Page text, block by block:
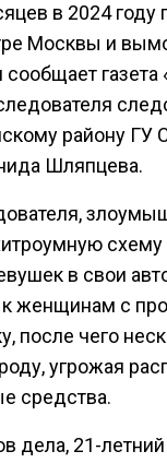
в 2024 году
Москвы и
газета
району ГУ
Шляпцева.
в свои
женщинам с
после чего
угрожая
средства.
дела, 21-